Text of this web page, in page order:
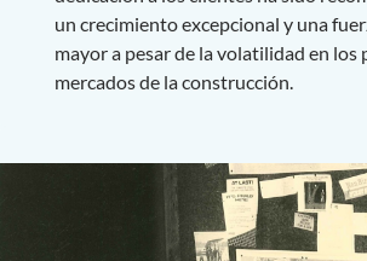
un crecimiento excepcional y una
mayor a pesar de la volatilidad en los
mercados de la construcción.